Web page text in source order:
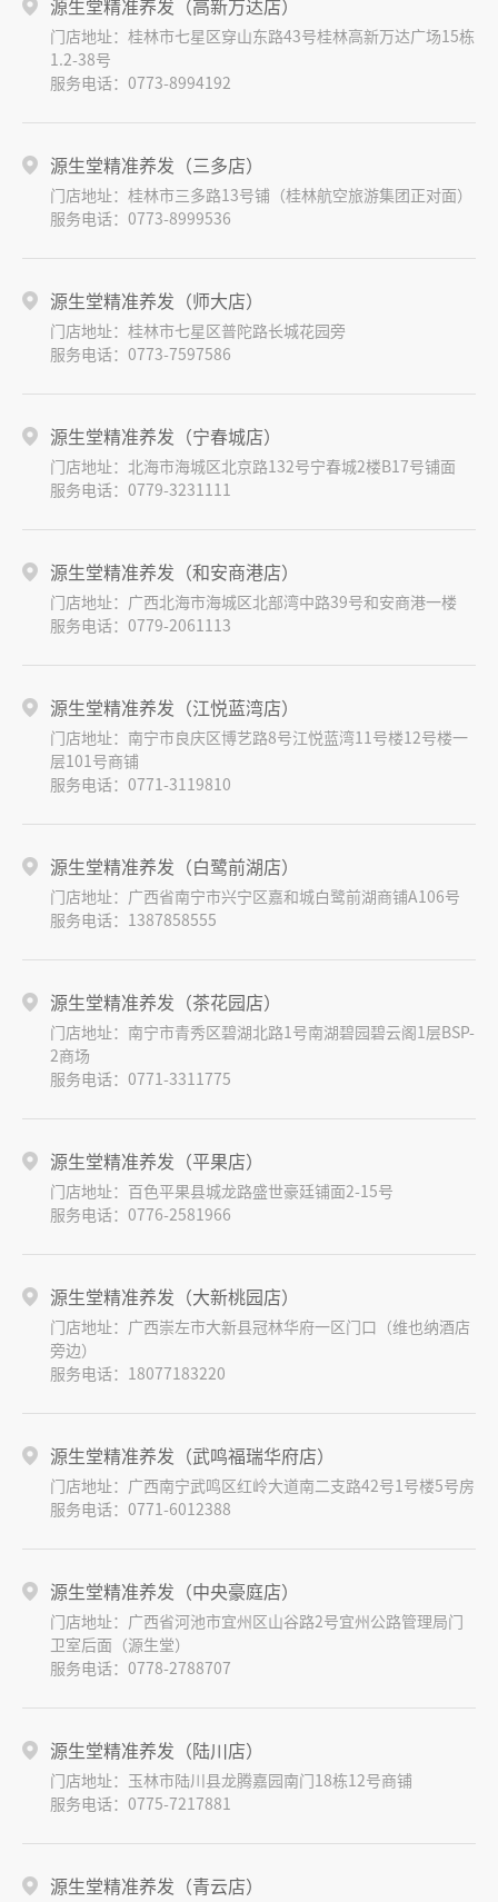
门店地址：桂林市七星区穿山东路43号桂林高新万达广场15栋
1.2-38号
服务电话：0773-8994192
源生堂精准养发（三多店）
门店地址：桂林市三多路13号铺（桂林航空旅游集团正对面）
服务电话：0773-8999536
源生堂精准养发（师大店）
门店地址：桂林市七星区普陀路长城花园旁
服务电话：0773-7597586
源生堂精准养发（宁春城店）
门店地址：北海市海城区北京路132号宁春城2楼B17号铺面
服务电话：0779-3231111
源生堂精准养发（和安商港店）
门店地址：广西北海市海城区北部湾中路39号和安商港一楼
服务电话：0779-2061113
源生堂精准养发（江悦蓝湾店）
门店地址：南宁市良庆区博艺路8号江悦蓝湾11号楼12号楼一
层101号商铺
服务电话：0771-3119810
源生堂精准养发（白鹭前湖店）
门店地址：广西省南宁市兴宁区嘉和城白鹭前湖商铺A106号
服务电话：1387858555
源生堂精准养发（茶花园店）
门店地址：南宁市青秀区碧湖北路1号南湖碧园碧云阁1层BSP-
2商场
服务电话：0771-3311775
源生堂精准养发（平果店）
门店地址：百色平果县城龙路盛世豪廷铺面2-15号
服务电话：0776-2581966
源生堂精准养发（大新桃园店）
门店地址：广西崇左市大新县冠林华府一区门口（维也纳酒店
旁边）
服务电话：18077183220
源生堂精准养发（武鸣福瑞华府店）
门店地址：广西南宁武鸣区红岭大道南二支路42号1号楼5号房
服务电话：0771-6012388
源生堂精准养发（中央豪庭店）
门店地址：广西省河池市宜州区山谷路2号宜州公路管理局门
卫室后面（源生堂）
服务电话：0778-2788707
源生堂精准养发（陆川店）
门店地址：玉林市陆川县龙腾嘉园南门18栋12号商铺
服务电话：0775-7217881
源生堂精准养发（青云店）